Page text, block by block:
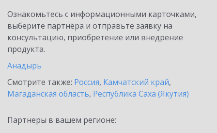
Ознакомьтесь с информационными карточками,
выберите партнёра и отправьте заявку на
консультацию, приобретение или внедрение
продукта.
Анадырь
Смотрите также: Россия, Камчатский край,
Магаданская область, Республика Саха (Якутия)
Партнеры в вашем регионе: